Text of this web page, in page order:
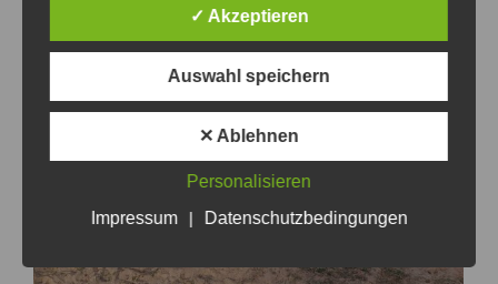
✓ Akzeptieren
Auswahl speichern
✕ Ablehnen
Personalisieren
Impressum
| Datenschutzbedingungen